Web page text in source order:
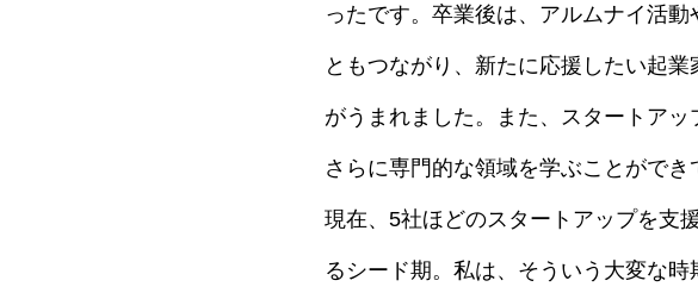
ったです。卒業後は、アルムナイ活
ともつながり、新たに応援したい起
がうまれました。また、スタートア
さらに専門的な領域を学ぶことができ
現在、5社ほどのスタートアップを支
るシード期。私は、そういう大変な